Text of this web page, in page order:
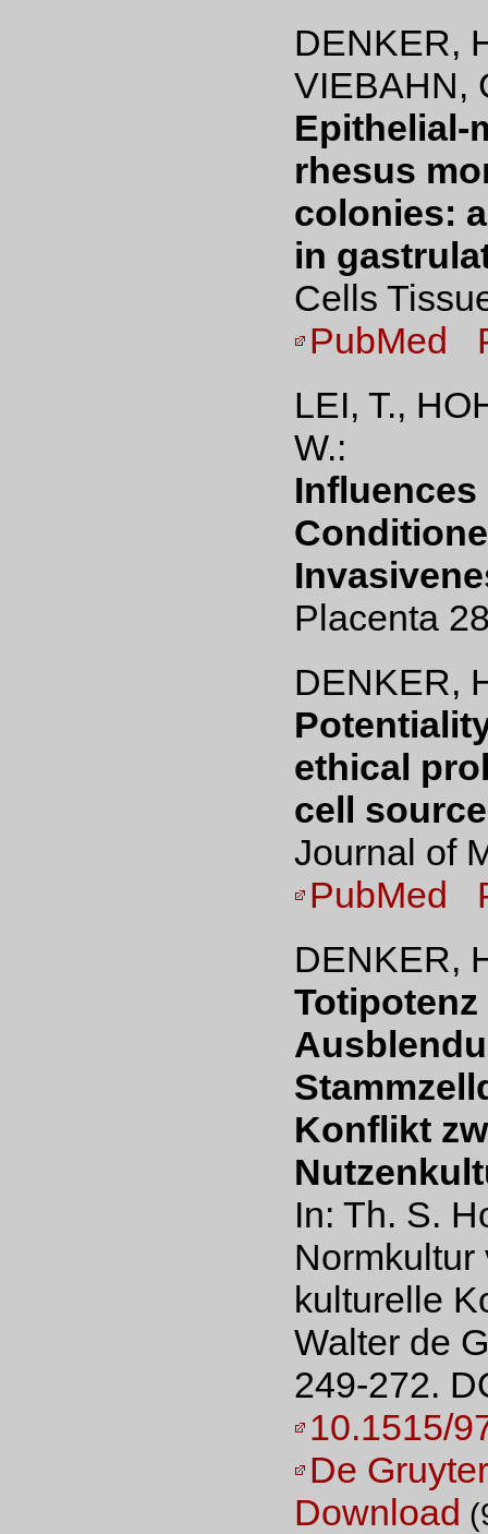
DENKER,
VIEBAHN,
Epithelial-
rhesus
colonies:
in
Cells
PubMed
LEI, T.,
W.:
Placenta
DENKER,
ethical
cell
Journal of
PubMed
DENKER,
Konflikt
In: Th. S.
Normkultur
kulturelle
Walter de
249-272.
10.1515/
De Gruyter
Download